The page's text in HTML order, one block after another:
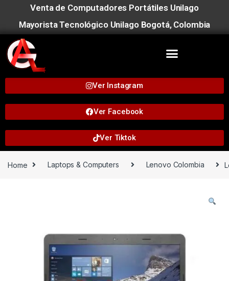
Venta de Computadores Portátiles Unilago
Mayorista Tecnológico Unilago Bogotá, Colombia
Ver Instagram
Ver Facebook
Ver Tiktok
Home Laptops & Computers Lenovo Colombia